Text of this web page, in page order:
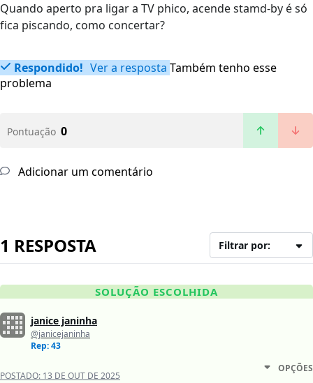
Quando aperto pra ligar a TV phico, acende stamd-by é só
fica piscando, como concertar?
Respondido! Ver a resposta Também tenho esse
problema
Pontuação 0
Adicionar um comentário
1 RESPOSTA Filtrar por:
SOLUÇÃO ESCOLHIDA
janice janinha
@janicejaninha
Rep: 43
POSTADO: 13 DE OUT DE 2025
OPÇÕES